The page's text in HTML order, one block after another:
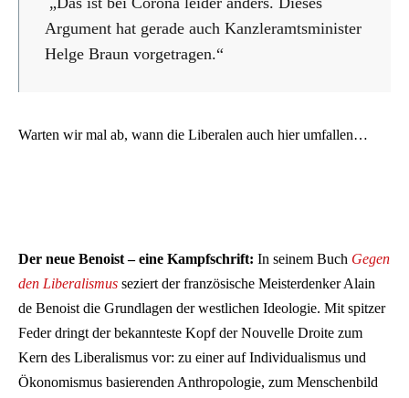
Argument hat gerade auch Kanzleramtsminister
Helge Braun vorgetragen.“
Warten wir mal ab, wann die Liberalen auch hier umfallen…
Der neue Benoist – eine Kampfschrift: In seinem Buch Gegen
den Liberalismus seziert der französische Meisterdenker Alain
de Benoist die Grundlagen der westlichen Ideologie. Mit spitzer
Feder dringt der bekannteste Kopf der Nouvelle Droite zum
Kern des Liberalismus vor: zu einer auf Individualismus und
Ökonomismus basierenden Anthropologie, zum Menschenbild